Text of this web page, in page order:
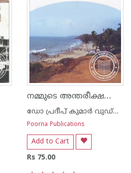
നമ്മുടെ അന്തരീക്ഷവും കാലാവസ്ഥാ ഘടകങ്ങ‌ളും
ഡോ പ്രദീപ് കുമാര്‍ വുഡ്നില്‍
Poorna Publications
Add to Cart
Rs 75.00